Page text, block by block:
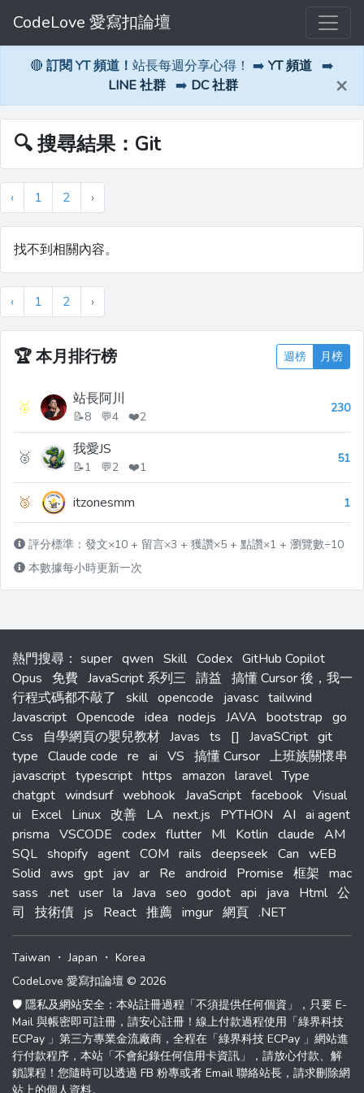
CodeLove 愛寫扣論壇
🔴 訂閱 YT 頻道！ 站長每週分享心得！ ➡️ YT 頻道 ➡️
LINE 社群 ➡️ DC 社群 ×
🔍 搜尋結果：Git
‹ 1 2 ›
找不到相關內容。
‹ 1 2 ›
🏆本月排行榜 週榜 月榜
🥇 站長阿川
📝8 💬4 ❤️2
230
🥈 我愛JS
📝1 💬2 ❤️1
51
🥉 itzonesmm 1
評分標準：發文×10 + 留言×3 + 獲讚×5 + 點讚×1 + 瀏覽數÷10
本數據每小時更新一次
熱門搜尋 ： super qwen Skill Codex GitHub Copilot
Opus
免費 JavaScript 系列三 請益 搞懂 Cursor 後，我一
行程式碼都不敲了
skill opencode javasc tailwind
Javascript Opencode idea nodejs JAVA bootstrap go
Css
自學網頁の嬰兒教材 Javas ts [] JavaSCript git
type Claude code re ai VS 搞懂 Cursor 上班族關懷串
javascript typescript https amazon laravel Type
chatgpt windsurf webhook JavaScript facebook Visual
ui
Excel Linux 改善 LA next.js PYTHON AI ai agent
prisma VSCODE codex flutter Ml Kotlin claude AM
SQL shopify agent COM rails deepseek Can wEB
Solid aws gpt jav ar Re android Promise 框架 mac
sass .net user la Java seo godot api java Html 公
司
技術債 js React 推薦 imgur 網頁 .NET
Taiwan ・Japan ・ Korea
CodeLove 愛寫扣論壇 © 2026
🛡️ 隱私及網站安全：本站註冊過程「不須提供任何個資」，只要 E-
Mail 與帳密即可註冊，請安心註冊！線上付款過程使用「綠界科技
ECPay 」第三方專業金流廠商，全程在「綠界科技 ECPay 」網站進
行付款程序，本站「不會紀錄任何信用卡資訊」，請放心付款、解
鎖課程！您隨時可以透過 FB 粉專或者 Email 聯絡站長，請求刪除網